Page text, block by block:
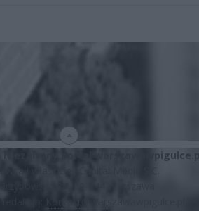
Niezależny portal warszawawpigulce.pl
i właściciel: Capital Media S.C.